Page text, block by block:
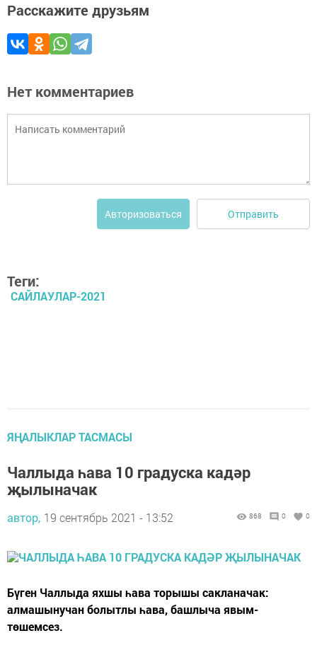
Расскажите друзьям
Нет комментариев
Авторизоваться Отправить
Теги:
САЙЛАУЛАР-2021
ЯҢАЛЫКЛАР ТАСМАСЫ
Чаллыда һава 10 градуска кадәр
җылыначак
автор, 19 сентябрь 2021 - 13:52 868 0 0
Бүген Чаллыда яхшы һава торышы сакланачак:
алмашынучан болытлы һава, башлыча явым-
төшемсез.